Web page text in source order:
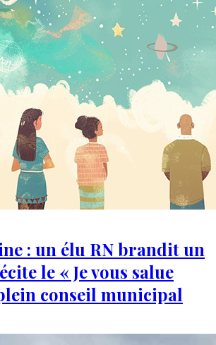
: un élu RN brandit un
le « Je vous salue
conseil municipal